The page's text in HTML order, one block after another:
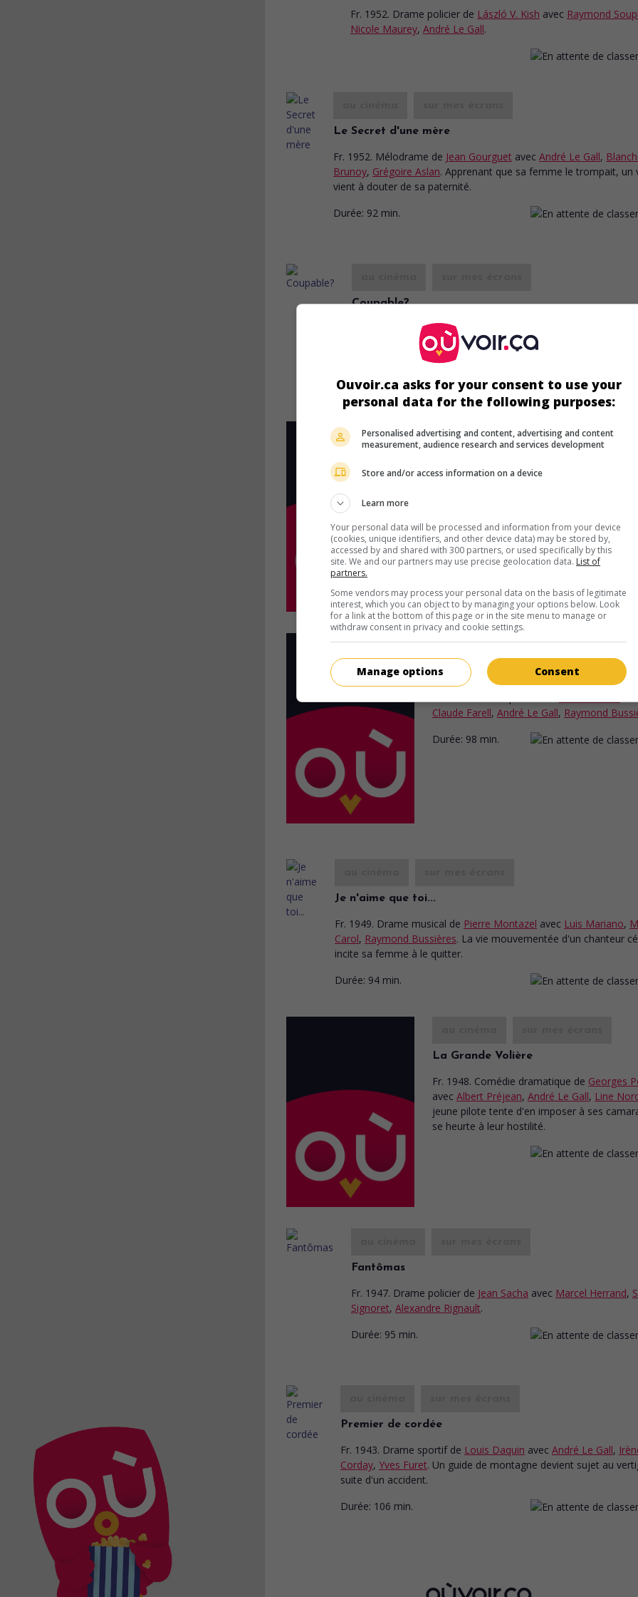
Fr. 1952. Drame policier de László V. Kish avec Raymond
Nicole Maurey, André Le Gall.
Le Secret d'une mère
Fr. 1952. Mélodrame de Jean Gourguet avec André Le Gall,
Brunoy, Grégoire Aslan. Apprenant que sa femme le trompait, un
vient à douter de sa paternité.
Durée: 92 min.
Coupable?
Fr. 1950. Comédie dramatique Raymond
,Junie Astor. Recueilli par un philanthrope, un
homme sans emploi s'éprend de la femme de son bienfaiteur.
Durée: 83 min.
au cinéma sur mes écrans
après avoir été abandonné par sa maîtresse.
Durée: 87 min.
Drame au Vel' d'Hiv'
Claude Farell, André Le Gall, Raymond
Durée: 98 min.
Je n'aime que toi...
Fr. 1949. Drame musical de Pierre Montazel avec Luis Mariano,
Carol, Raymond Bussières. La vie mouvementée d'un chanteur
incite sa femme à le quitter.
Durée: 94 min.
La Grande Volière
Fr. 1948. Comédie dramatique de Georges
avec Albert Préjean, André Le Gall, Line
jeune pilote tente d'en imposer à ses
se heurte à leur hostilité.
Fantômas
Fr. 1947. Drame policier de Jean Sacha avec Marcel Herrand,
Signoret, Alexandre Rignault.
Durée: 95 min.
Premier de cordée
Fr. 1943. Drame sportif de Louis Daquin avec André Le Gall,
Corday, Yves Furet. Un guide de montagne devient sujet au
suite d'un accident.
Durée: 106 min.
Ouvoir.ca asks for your consent to use your
personal data for the following purposes:
Personalised advertising and content, advertising and content
measurement, audience research and services development
Store and/or access information on a device
Learn more
Your personal data will be processed and information from your device
(cookies, unique identifiers, and other device data) may be stored by,
accessed by and shared with 300 partners, or used specifically by this
site. We and our partners may use precise geolocation data. List of
partners.
Some vendors may process your personal data on the basis of legitimate
interest, which you can object to by managing your options below. Look
for a link at the bottom of this page or in the site menu to manage or
withdraw consent in privacy and cookie settings.
Consent
Manage options